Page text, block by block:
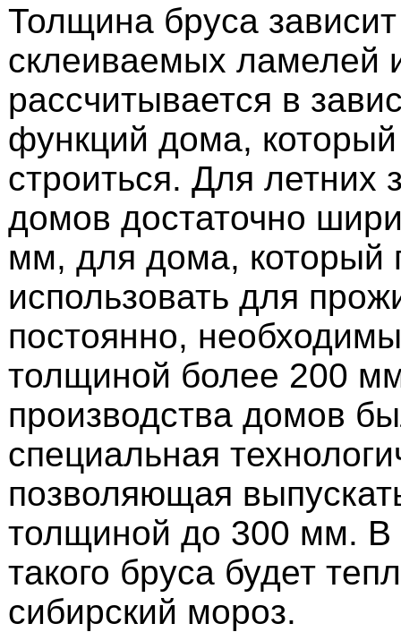
Толщина бруса
склеиваемых ламелей
рассчитывается в
функций дома, который
строиться. Для летних
домов достаточно
мм, для дома, который
использовать для
постоянно,
толщиной более 200
производства домов
специальная
позволяющая
толщиной до 300 мм. В
такого бруса будет
сибирский мороз.